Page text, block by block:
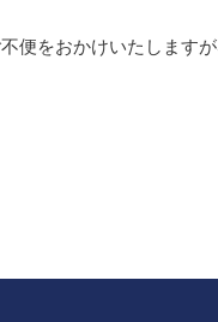
便をおかけいたします